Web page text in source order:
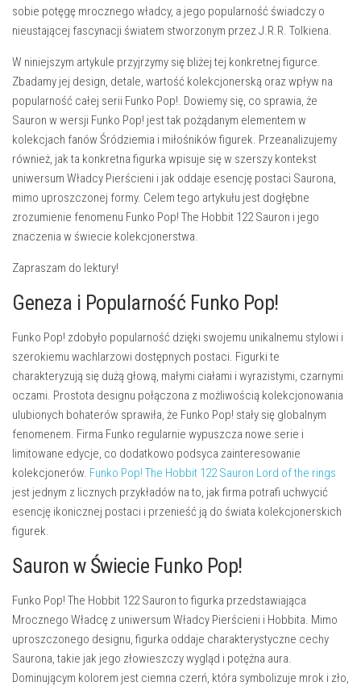
sobie potęgę mrocznego władcy, a jego popularność świadczy o
nieustającej fascynacji światem stworzonym przez J.R.R. Tolkiena.
W niniejszym artykule przyjrzymy się bliżej tej konkretnej figurce.
Zbadamy jej design, detale, wartość kolekcjonerską oraz wpływ na
popularność całej serii Funko Pop!. Dowiemy się, co sprawia, że
Sauron w wersji Funko Pop! jest tak pożądanym elementem w
kolekcjach fanów Śródziemia i miłośników figurek. Przeanalizujemy
również, jak ta konkretna figurka wpisuje się w szerszy kontekst
uniwersum Władcy Pierścieni i jak oddaje esencję postaci Saurona,
mimo uproszczonej formy. Celem tego artykułu jest dogłębne
zrozumienie fenomenu Funko Pop! The Hobbit 122 Sauron i jego
znaczenia w świecie kolekcjonerstwa.
Zapraszam do lektury!
Geneza i Popularność Funko Pop!
Funko Pop! zdobyło popularność dzięki swojemu unikalnemu stylowi i
szerokiemu wachlarzowi dostępnych postaci. Figurki te
charakteryzują się dużą głową, małymi ciałami i wyrazistymi, czarnymi
oczami. Prostota designu połączona z możliwością kolekcjonowania
ulubionych bohaterów sprawiła, że Funko Pop! stały się globalnym
fenomenem. Firma Funko regularnie wypuszcza nowe serie i
limitowane edycje, co dodatkowo podsyca zainteresowanie
kolekcjonerów. Funko Pop! The Hobbit 122 Sauron Lord of the rings
jest jednym z licznych przykładów na to, jak firma potrafi uchwycić
esencję ikonicznej postaci i przenieść ją do świata kolekcjonerskich
figurek.
Sauron w Świecie Funko Pop!
Funko Pop! The Hobbit 122 Sauron to figurka przedstawiająca
Mrocznego Władcę z uniwersum Władcy Pierścieni i Hobbita. Mimo
uproszczonego designu, figurka oddaje charakterystyczne cechy
Saurona, takie jak jego złowieszczy wygląd i potężna aura.
Dominującym kolorem jest ciemna czerń, która symbolizuje mrok i zło,